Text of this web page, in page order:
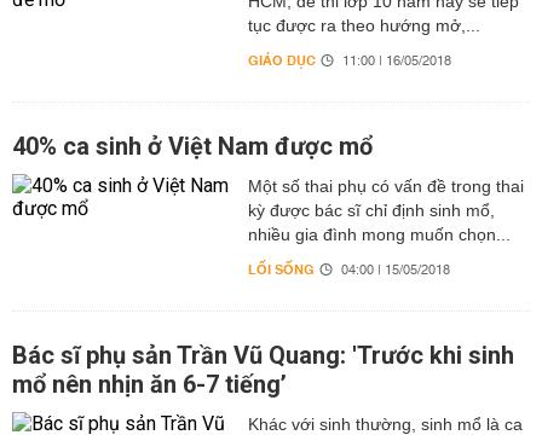
tục được ra theo hướng mở,...
GIÁO DỤC 11:00 | 16/05/2018
40% ca sinh ở Việt Nam được mổ
Một số thai phụ có vấn đề trong thai
kỳ được bác sĩ chỉ định sinh mổ,
nhiều gia đình mong muốn chọn...
LỐI SỐNG 04:00 | 15/05/2018
Bác sĩ phụ sản Trần Vũ Quang: 'Trước khi sinh
mổ nên nhịn ăn 6-7 tiếng’
Khác với sinh thường, sinh mổ là ca